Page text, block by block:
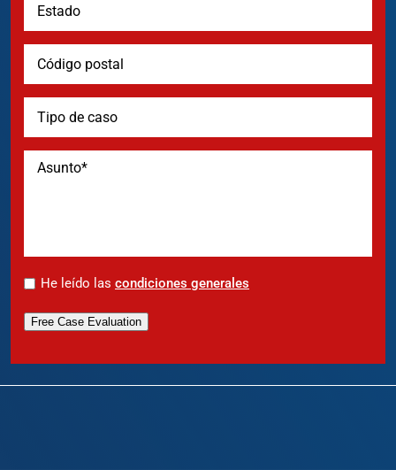
* He leído las condiciones generales
Free Case Evaluation